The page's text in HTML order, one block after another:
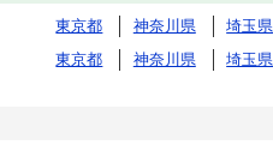
東京都 神奈川県 埼玉県
東京都 神奈川県 埼玉県